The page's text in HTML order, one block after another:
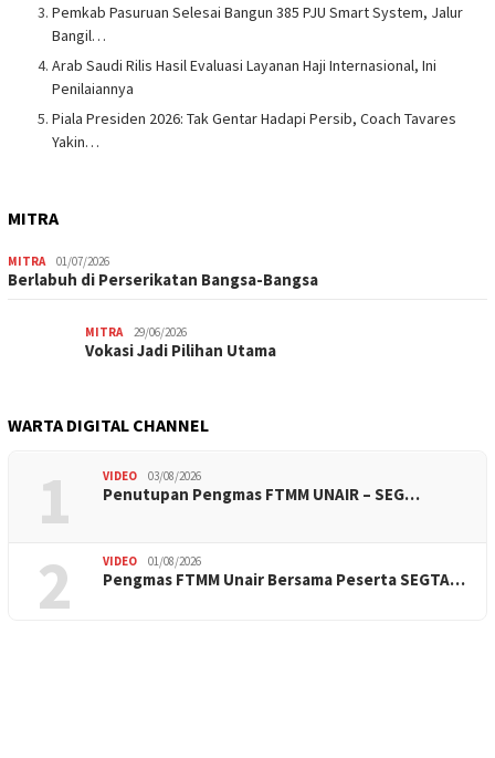
Pemkab Pasuruan Selesai Bangun 385 PJU Smart System, Jalur
Bangil…
Arab Saudi Rilis Hasil Evaluasi Layanan Haji Internasional, Ini
Penilaiannya
Piala Presiden 2026: Tak Gentar Hadapi Persib, Coach Tavares
Yakin…
MITRA
MITRA 01/07/2026
Berlabuh di Perserikatan Bangsa-Bangsa
MITRA 29/06/2026
Vokasi Jadi Pilihan Utama
WARTA DIGITAL CHANNEL
1 VIDEO 03/08/2026
Penutupan Pengmas FTMM UNAIR – SEG…
2 VIDEO 01/08/2026
Pengmas FTMM Unair Bersama Peserta SEGTA…